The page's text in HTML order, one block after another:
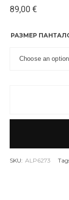
89,00 €
РАЗМЕР
SKU: ALP6273